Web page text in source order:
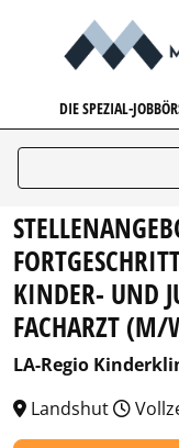
DIE SPEZIAL-
KINDER- UND
FACHARZT
LA-Regio
Landshut